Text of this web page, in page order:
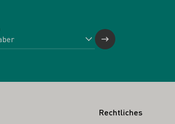
Rechtliches